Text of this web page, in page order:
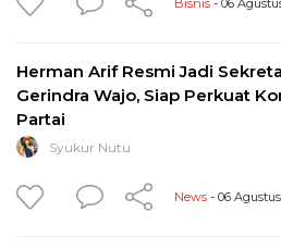
Bisnis - 06
Herman Arif Resmi Jadi
Gerindra Wajo, Siap Perkuat
Partai
Syukur Nutu
News - 06 Agustus